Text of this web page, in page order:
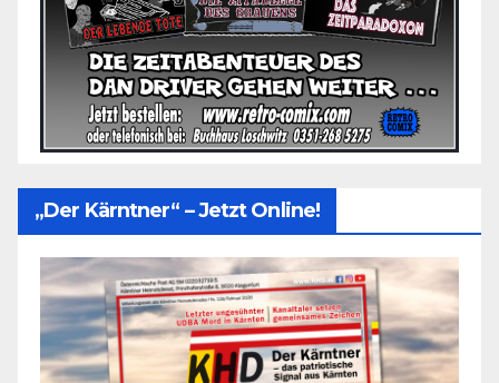
„Der Kärntner“ – Jetzt Online!